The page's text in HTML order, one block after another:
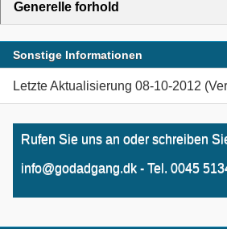
Generelle forhold
Sonstige Informationen
Letzte Aktualisierung 08-10-2012
Rufen Sie uns an oder schreiben
info@godadgang.dk - Tel. 0045